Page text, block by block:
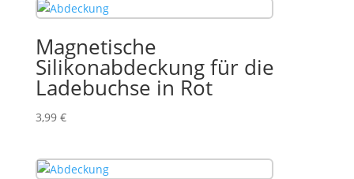
Magnetische
Silikonabdeckung für die
Ladebuchse in Rot
3,99 €